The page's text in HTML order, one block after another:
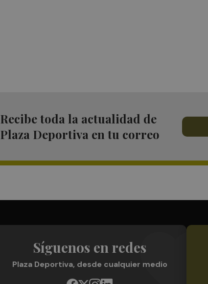
Recibe toda la actualidad de
Plaza Deportiva en tu correo
Síguenos en redes
Plaza Deportiva, desde cualquier medio